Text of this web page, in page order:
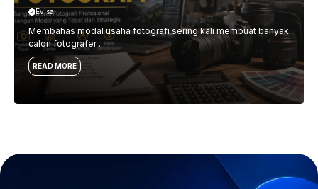
Evisa
Membahas modal usaha fotografi sering kali membuat banyak
calon fotografer ...
READ MORE